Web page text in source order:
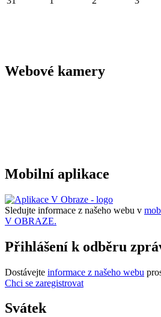
Webové kamery
Mobilní aplikace
Sledujte informace z našeho webu v
V OBRAZE.
Přihlášení k odběru
Dostávejte informace z našeho webu
Chci se zaregistrovat
Svátek